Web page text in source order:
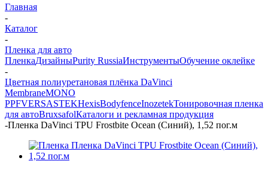
Главная
-
Каталог
-
Пленка для авто
ПленкаДизайныPurity RussiaИнструментыОбучение оклейке
-
Цветная полиуретановая плёнка DaVinci
MembraneMONO
PPFVERSASTEKHexisBodyfenceInozetekТонировочная пленка
для автоBruxsafolКаталоги и рекламная продукция
-Пленка DaVinci TPU Frostbite Ocean (Синий), 1,52 пог.м